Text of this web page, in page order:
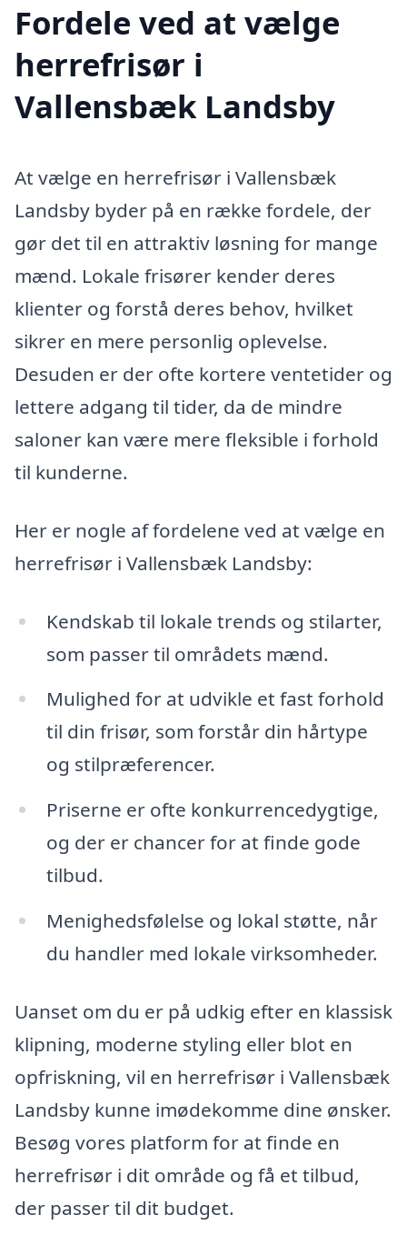
Fordele ved at vælge
herrefrisør i
Vallensbæk Landsby
At vælge en herrefrisør i Vallensbæk
Landsby byder på en række fordele, der
gør det til en attraktiv løsning for mange
mænd. Lokale frisører kender deres
klienter og forstå deres behov, hvilket
sikrer en mere personlig oplevelse.
Desuden er der ofte kortere ventetider og
lettere adgang til tider, da de mindre
saloner kan være mere fleksible i forhold
til kunderne.
Her er nogle af fordelene ved at vælge en
herrefrisør i Vallensbæk Landsby:
Kendskab til lokale trends og stilarter,
som passer til områdets mænd.
Mulighed for at udvikle et fast forhold
til din frisør, som forstår din hårtype
og stilpræferencer.
Priserne er ofte konkurrencedygtige,
og der er chancer for at finde gode
tilbud.
Menighedsfølelse og lokal støtte, når
du handler med lokale virksomheder.
Uanset om du er på udkig efter en klassisk
klipning, moderne styling eller blot en
opfriskning, vil en herrefrisør i Vallensbæk
Landsby kunne imødekomme dine ønsker.
Besøg vores platform for at finde en
herrefrisør i dit område og få et tilbud,
der passer til dit budget.